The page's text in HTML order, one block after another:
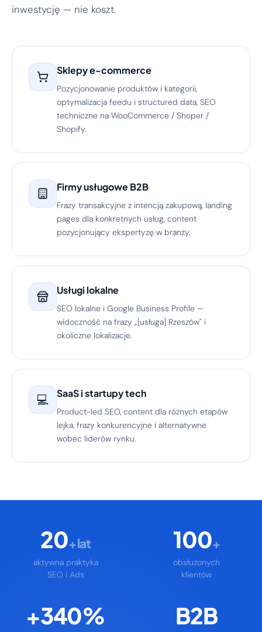
inwestycję — nie koszt.
Sklepy e-commerce
Pozycjonowanie produktów i kategorii,
optymalizacja feedu i structured data, SEO
techniczne na WooCommerce / Shoper /
Shopify.
Firmy usługowe B2B
Frazy transakcyjne z intencją zakupową, landing
pages dla konkretnych usług, content
pozycjonujący ekspertyzę w branży.
Usługi lokalne
SEO lokalne i Google Business Profile —
widoczność na frazy „[usługa] Rzeszów" i
okoliczne lokalizacje.
💻 SaaS i startupy tech
Product-led SEO, content dla różnych etapów
lejka, frazy konkurencyjne i alternatywne
wobec liderów rynku.
20+ lat
aktywna praktyka
SEO i Ads
100+
obsłużonych
klientów
+340% B2B